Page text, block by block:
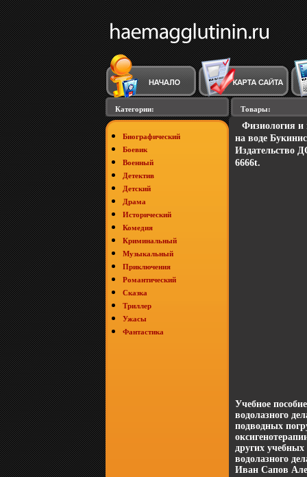
Категории:
Биографический
Боевик
Военный
Детектив
Детский
Драма
Исторический
Комедия
Криминальный
Музыкальный
Приключения
Романтический
Сказка
Триллер
Ужасы
Фантастика
Товары:
Физиология и
на воде
Издательство
6666t.
Учебное
водолазного
подводных
других учебных
водолазного
Иван Сапов